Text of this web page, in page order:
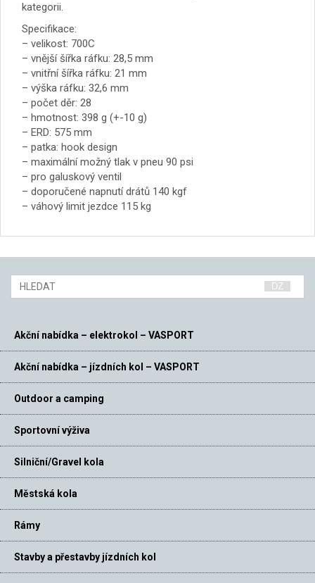
kategorii.
Specifikace:
– velikost: 700C
– vnější šířka ráfku: 28,5 mm
– vnitřní šířka ráfku: 21 mm
– výška ráfku: 32,6 mm
– počet děr: 28
– hmotnost: 398 g (+-10 g)
– ERD: 575 mm
– patka: hook design
– maximální možný tlak v pneu 90 psi
– pro galuskový ventil
– doporučené napnutí drátů 140 kgf
– váhový limit jezdce 115 kg
Akční nabídka – elektrokol – VASPORT
Akční nabídka – jízdních kol – VASPORT
Outdoor a camping
Sportovní výživa
Silniční/Gravel kola
Městská kola
Rámy
Stavby a přestavby jízdních kol